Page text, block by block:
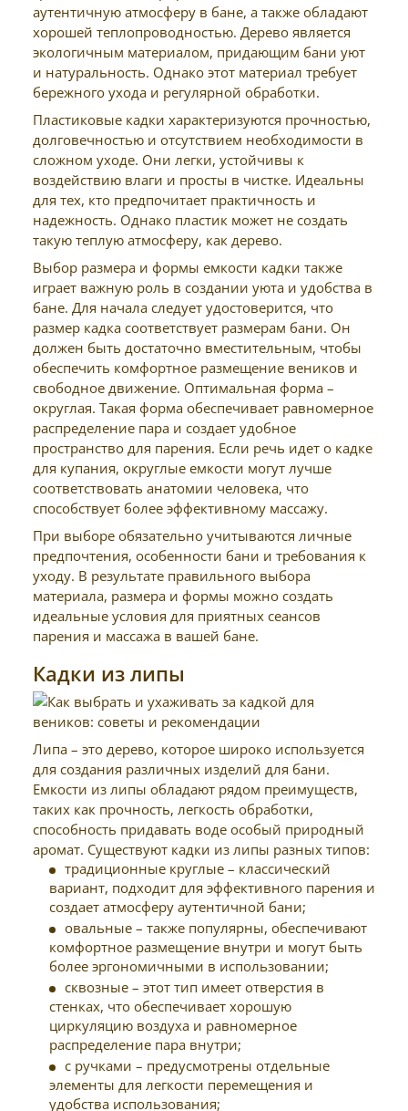
аутентичную атмосферу в бане, а также обладают
хорошей теплопроводностью. Дерево является
экологичным материалом, придающим бани уют
и натуральность. Однако этот материал требует
бережного ухода и регулярной обработки.
Пластиковые кадки характеризуются прочностью,
долговечностью и отсутствием необходимости в
сложном уходе. Они легки, устойчивы к
воздействию влаги и просты в чистке. Идеальны
для тех, кто предпочитает практичность и
надежность. Однако пластик может не создать
такую теплую атмосферу, как дерево.
Выбор размера и формы емкости кадки также
играет важную роль в создании уюта и удобства в
бане. Для начала следует удостоверится, что
размер кадка соответствует размерам бани. Он
должен быть достаточно вместительным, чтобы
обеспечить комфортное размещение веников и
свободное движение. Оптимальная форма –
округлая. Такая форма обеспечивает равномерное
распределение пара и создает удобное
пространство для парения. Если речь идет о кадке
для купания, округлые емкости могут лучше
соответствовать анатомии человека, что
способствует более эффективному массажу.
При выборе обязательно учитываются личные
предпочтения, особенности бани и требования к
уходу. В результате правильного выбора
материала, размера и формы можно создать
идеальные условия для приятных сеансов
парения и массажа в вашей бане.
Кадки из липы
Липа – это дерево, которое широко используется
для создания различных изделий для бани.
Емкости из липы обладают рядом преимуществ,
таких как прочность, легкость обработки,
способность придавать воде особый природный
аромат. Существуют кадки из липы разных типов:
традиционные круглые – классический
вариант, подходит для эффективного парения и
создает атмосферу аутентичной бани;
овальные – также популярны, обеспечивают
комфортное размещение внутри и могут быть
более эргономичными в использовании;
сквозные – этот тип имеет отверстия в
стенках, что обеспечивает хорошую
циркуляцию воздуха и равномерное
распределение пара внутри;
с ручками – предусмотрены отдельные
элементы для легкости перемещения и
удобства использования;